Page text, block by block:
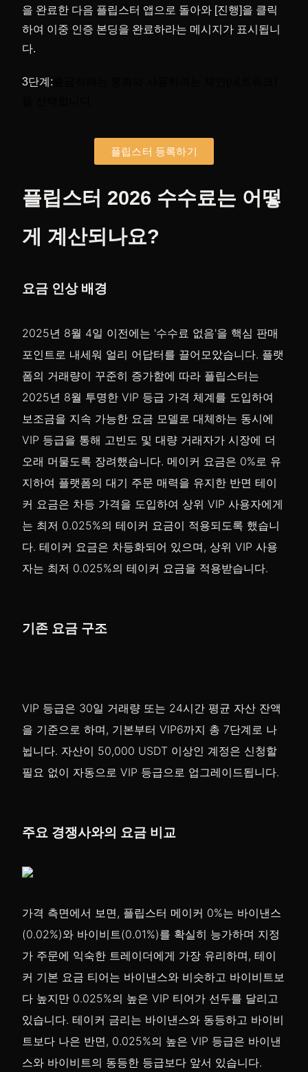
을 완료한 다음 플립스터 앱으로 돌아와 [진행]을 클릭
하여 이중 인증 본딩을 완료하라는 메시지가 표시됩니
다.
3단계:
플립스터 등록하기
플립스터 2026 수수료는 어떻
게 계산되나요?
요금 인상 배경
2025년 8월 4일 이전에는 '수수료 없음'을 핵심 판매
포인트로 내세워 얼리 어답터를 끌어모았습니다. 플랫
폼의 거래량이 꾸준히 증가함에 따라 플립스터는
2025년 8월 투명한 VIP 등급 가격 체계를 도입하여
보조금을 지속 가능한 요금 모델로 대체하는 동시에
VIP 등급을 통해 고빈도 및 대량 거래자가 시장에 더
오래 머물도록 장려했습니다. 메이커 요금은 0%로 유
지하여 플랫폼의 대기 주문 매력을 유지한 반면 테이
커 요금은 차등 가격을 도입하여 상위 VIP 사용자에게
는 최저 0.025%의 테이커 요금이 적용되도록 했습니
다. 테이커 요금은 차등화되어 있으며, 상위 VIP 사용
자는 최저 0.025%의 테이커 요금을 적용받습니다.
기존 요금 구조
VIP 등급은 30일 거래량 또는 24시간 평균 자산 잔액
을 기준으로 하며, 기본부터 VIP6까지 총 7단계로 나
뉩니다. 자산이 50,000 USDT 이상인 계정은 신청할
필요 없이 자동으로 VIP 등급으로 업그레이드됩니다.
주요 경쟁사와의 요금 비교
가격 측면에서 보면, 플립스터 메이커 0%는 바이낸스
(0.02%)와 바이비트(0.01%)를 확실히 능가하며 지정
가 주문에 익숙한 트레이더에게 가장 유리하며, 테이
커 기본 요금 티어는 바이낸스와 비슷하고 바이비트보
다 높지만 0.025%의 높은 VIP 티어가 선두를 달리고
있습니다. 테이커 금리는 바이낸스와 동등하고 바이비
트보다 나은 반면, 0.025%의 높은 VIP 등급은 바이낸
스와 바이비트의 동등한 등급보다 앞서 있습니다.